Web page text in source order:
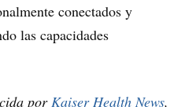
conectados y
las capacidades
porKaiser Health News,